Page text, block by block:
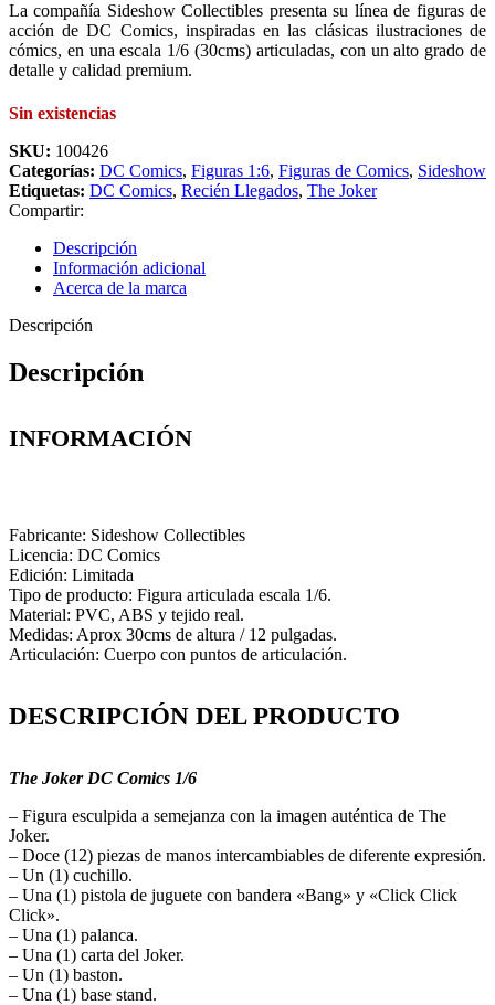
La compañía Sideshow Collectibles presenta su línea de figuras de
acción de DC Comics, inspiradas en las clásicas ilustraciones de
cómics, en una escala 1/6 (30cms) articuladas, con un alto grado de
detalle y calidad premium.
Sin existencias
SKU: 100426
Categorías: DC Comics, Figuras 1:6, Figuras de Comics, Sideshow
Etiquetas: DC Comics, Recién Llegados, The Joker
Compartir:
Descripción
Información adicional
Acerca de la marca
Descripción
Descripción
INFORMACIÓN
Fabricante: Sideshow Collectibles
Licencia: DC Comics
Edición: Limitada
Tipo de producto: Figura articulada escala 1/6.
Material: PVC, ABS y tejido real.
Medidas: Aprox 30cms de altura / 12 pulgadas.
Articulación: Cuerpo con puntos de articulación.
DESCRIPCIÓN DEL PRODUCTO
The Joker DC Comics 1/6
– Figura esculpida a semejanza con la imagen auténtica de The
Joker.
– Doce (12) piezas de manos intercambiables de diferente expresión.
– Un (1) cuchillo.
– Una (1) pistola de juguete con bandera «Bang» y «Click Click
Click».
– Una (1) palanca.
– Una (1) carta del Joker.
– Un (1) baston.
– Una (1) base stand.